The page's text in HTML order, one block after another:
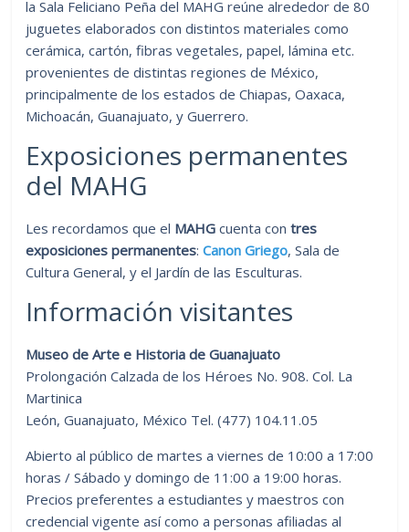
la Sala Feliciano Peña del MAHG reúne alrededor de 80
juguetes elaborados con distintos materiales como
cerámica, cartón, fibras vegetales, papel, lámina etc.
provenientes de distintas regiones de México,
principalmente de los estados de Chiapas, Oaxaca,
Michoacán, Guanajuato, y Guerrero.
Exposiciones permanentes
del MAHG
Les recordamos que el MAHG cuenta contres
exposiciones permanentes:Canon Griego, Sala de
Cultura General, y el Jardín de las Esculturas.
Información visitantes
Museo de Arte e Historia de Guanajuato
Prolongación Calzada de los Héroes No. 908. Col. La
Martinica
León, Guanajuato, México Tel. (477) 104.11.05
Abierto al público de martes a viernes de 10:00 a 17:00
horas / Sábado y domingo de 11:00 a 19:00 horas.
Precios preferentes a estudiantes y maestros con
credencial vigente así como a personas afiliadas al